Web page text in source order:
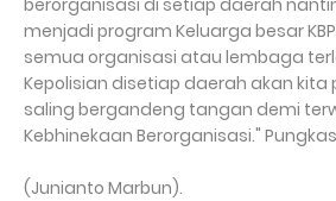
berorganisasi di setiap daerah
menjadi program Keluarga besar
semua organisasi atau lembaga
Kepolisian disetiap daerah akan kita
saling bergandeng tangan demi
Kebhinekaan Berorganisasi."
(Junianto Marbun).